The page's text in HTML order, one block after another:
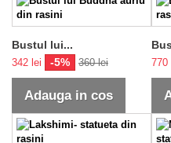
Bustul lui...
342 lei -5% 360 lei
Adauga in cos
770